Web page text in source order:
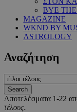
BYE
MAGAZINE
WKND BY
ASTROLOGY
Αναζήτηση
Αποτελέσματα 1-22
τέλους.